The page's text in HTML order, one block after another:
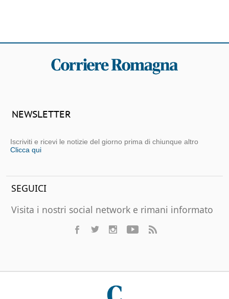
NEWSLETTER
Iscriviti e ricevi le notizie del giorno prima di chiunque altro
Clicca qui
SEGUICI
Visita i nostri social network e rimani informato